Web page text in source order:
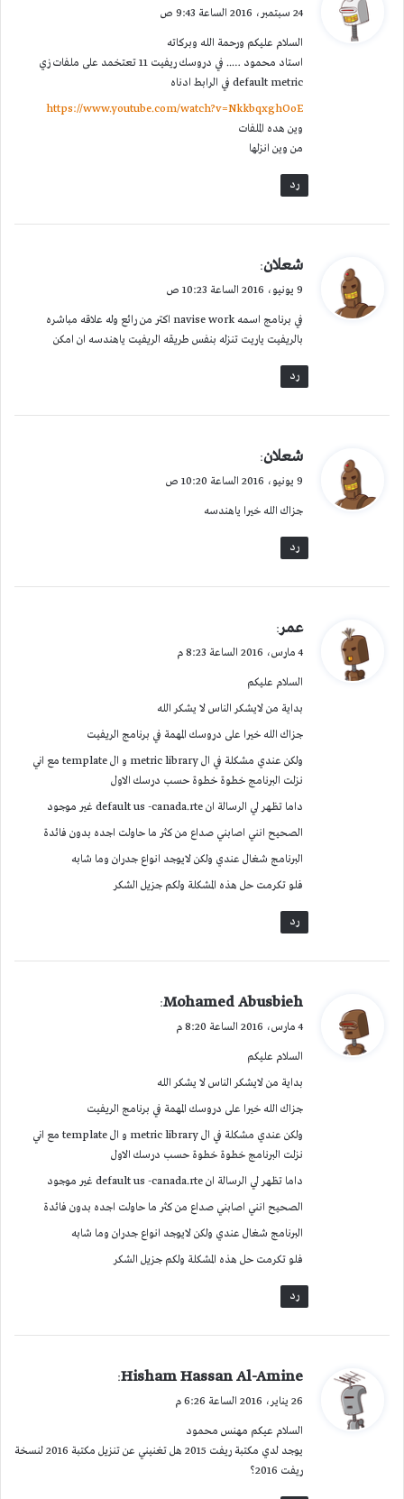
ل
24 سبتمبر، 2016 الساعة 9:43 ص
السلام عليكم ورحمة الله وبركاته
استاد محمود ….. في دروسك ريفيت 11 تعتخمد على ملفات زي
default metric في الرابط ادناه
https://www.youtube.com/watch?v=NkkbqxghOoE
وين هده الملفات
من وين انزلها
رد
ي
ق
ل
شعلان:
9 يونيو، 2016 الساعة 10:23 ص
في برنامج اسمه navise work اكتر من رائع وله علاقه مباشره
بالريفيت ياريت تنزله بنفس طريقه الريفيت ياهندسه ان امكن
رد
ي
ق
ل
شعلان:
9 يونيو، 2016 الساعة 10:20 ص
جزاك الله خيرا ياهندسه
رد
ي
ل
عمر:
4 مارس، 2016 الساعة 8:23 م
السلام عليكم
بداية من لايشكر الناس لا يشكر الله
جزاك الله خيرا على دروسك المهمة في برنامج الريفيت
ولكن عندي مشكلة في ال metric library و ال template مع اني
نزلت البرنامج خطوة خطوة حسب درسك الاول
داما تظهر لي الرسالة ان default us -canada.rte غير موجود
الصحيح انني اصابني صداع من كثر ما حاولت اجده بدون فائدة
البرنامج شغال عندي ولكن لايوجد انواع جدران وما شابه
فلو تكرمت حل هذه المشكلة ولكم جزيل الشكر
رد
ي
ل
Mohamed Abusbieh
:
4 مارس، 2016 الساعة 8:20 م
السلام عليكم
بداية من لايشكر الناس لا يشكر الله
جزاك الله خيرا على دروسك المهمة في برنامج الريفيت
ولكن عندي مشكلة في ال metric library و ال template مع اني
نزلت البرنامج خطوة خطوة حسب درسك الاول
داما تظهر لي الرسالة ان default us -canada.rte غير موجود
الصحيح انني اصابني صداع من كثر ما حاولت اجده بدون فائدة
البرنامج شغال عندي ولكن لايوجد انواع جدران وما شابه
فلو تكرمت حل هذه المشكلة ولكم جزيل الشكر
رد
ي
ق
ل
Hisham Hassan Al-Amine
:
26 يناير، 2016 الساعة 6:26 م
السلام عيكم مهنس محمود
يوجد لدي مكتبة ريفت 2015 هل تغنيني عن تنزيل مكتبة 2016 لنسخة
ريفت 2016؟